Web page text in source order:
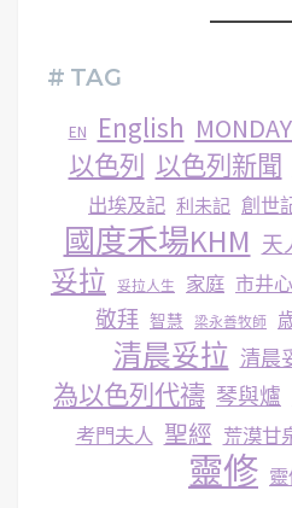
# TAG
EN English
以色列 以色列新聞
出埃及記 利未記 創世
國度禾場KHM 天
妥拉 妥拉人生 家庭 市井
敬拜 智慧 梁永善牧師
清晨妥拉 清晨
為以色列代禱 琴與爐
考門夫人 聖經 荒漠甘
靈修